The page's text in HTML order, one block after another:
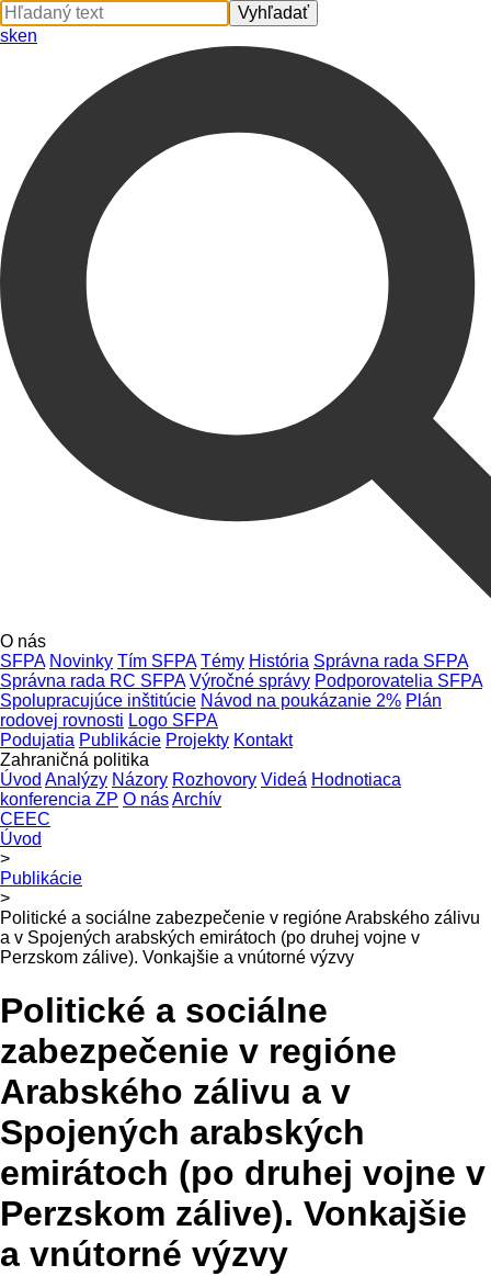
sken
O nás
SFPA Novinky Tím SFPA Témy História Správna rada SFPA
Správna rada RC SFPA Výročné správy Podporovatelia SFPA
Spolupracujúce inštitúcie Návod na poukázanie 2% Plán
rodovej rovnosti Logo SFPA
Podujatia Publikácie Projekty Kontakt
Zahraničná politika
Úvod Analýzy Názory Rozhovory Videá Hodnotiaca
konferencia ZP O násArchív
CEEC
Úvod
>
Publikácie
>
Politické a sociálne zabezpečenie v regióne Arabského zálivu
a v Spojených arabských emirátoch (po druhej vojne v
Perzskom zálive). Vonkajšie a vnútorné výzvy
Politické a sociálne
zabezpečenie v regióne
Arabského zálivu a v
Spojených arabských
emirátoch (po druhej vojne v
Perzskom zálive). Vonkajšie
a vnútorné výzvy